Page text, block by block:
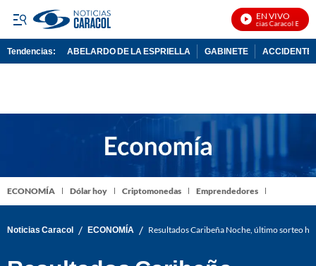
EN VIVO
Noticias Caracol En Vivo
Tendencias: ABELARDO DE LA ESPRIELLA GABINETE ACCIDENTE
ECONOMÍA Dólar hoy Criptomonedas Emprendedores
Noticias Caracol / ECONOMÍA / Resultados Caribeña Noche, último sorteo